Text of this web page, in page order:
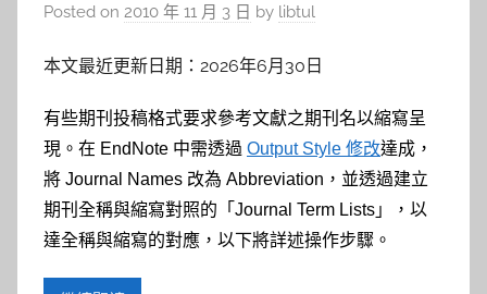
Posted on 2010 年 11 月 3 日 by libtul
本文最近更新日期：2026年6月30日
有些期刊投稿格式要求參考文獻之期刊名以縮寫呈
現。在 EndNote 中需透過 Output Style 修改達成，
將 Journal Names 改為 Abbreviation，並透過建立
期刊全稱與縮寫對照的「Journal Term Lists」，以
達全稱與縮寫的對應，以下將詳述操作步驟。